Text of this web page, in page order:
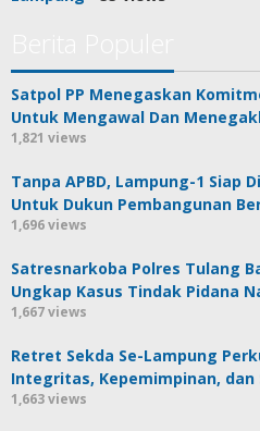
Satpol PP Menegaskan
Untuk Mengawal Dan
1,821 views
Tanpa APBD, Lampung-1 Siap
Untuk Dukun Pembangunan
1,696 views
Satresnarkoba Polres Tulang
Ungkap Kasus Tindak Pidana
1,667 views
Retret Sekda Se-Lampung
Integritas, Kepemimpinan, dan
1,663 views